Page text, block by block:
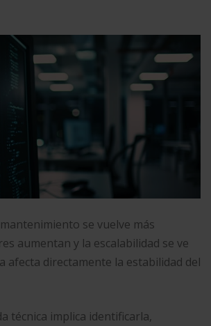
se vuelve más
aumentan y la escalabilidad se ve
afecta directamente la estabilidad del
técnica implica identificarla,